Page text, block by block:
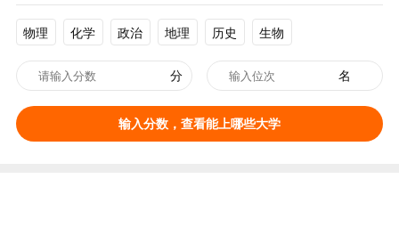
物理 化学 政治 地理 历史 生物
分 名
输入分数，查看能上哪些大学